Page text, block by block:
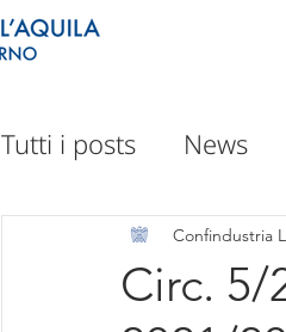
Tutti i posts News
Sportello Mepa
Circ. 5/
Confindustria